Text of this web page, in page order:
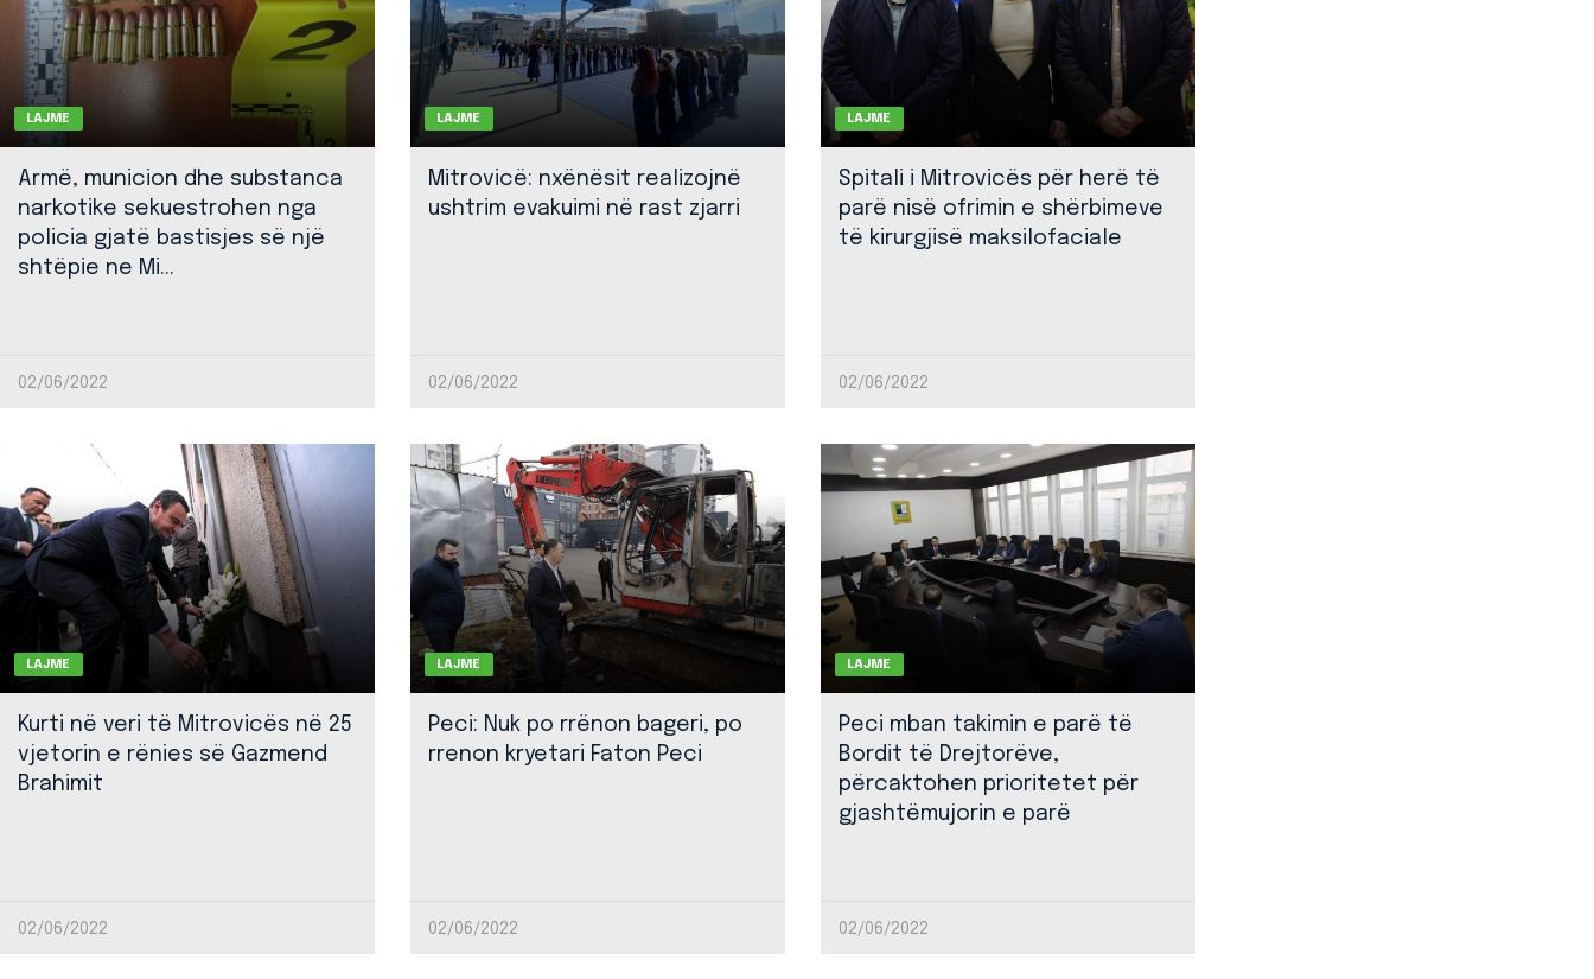
LAJME
Armë, municion dhe substanca
narkotike sekuestrohen nga
policia gjatë bastisjes së një
shtëpie ne Mi...
02/06/2022
LAJME
Mitrovicë: nxënësit realizojnë
ushtrim evakuimi në rast zjarri
02/06/2022
LAJME
Spitali i Mitrovicës për herë të
parë nisë ofrimin e shërbimeve
të kirurgjisë maksilofaciale
02/06/2022
LAJME
Kurti në veri të Mitrovicës në 25
vjetorin e rënies së Gazmend
Brahimit
02/06/2022
LAJME
Peci: Nuk po rrënon bageri, po
rrenon kryetari Faton Peci
02/06/2022
LAJME
Peci mban takimin e parë të
Bordit të Drejtorëve,
përcaktohen prioritetet për
gjashtëmujorin e parë
02/06/2022